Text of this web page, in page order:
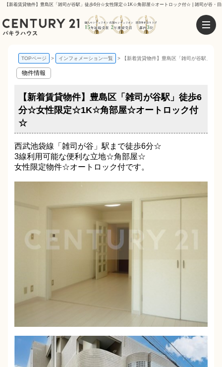
【新着賃貸物件】豊島区「雑司が谷駅」徒歩6分☆女性限定☆1K☆角部屋☆オートロック付☆ | 雑司が谷・目
TOPページ インフォメーション一覧 【新着賃貸物件】豊島区「雑司が谷駅」
物件情報
【新着賃貸物件】豊島区「雑司が谷駅」徒歩6
分☆女性限定☆1K☆角部屋☆オートロック付
☆
西武池袋線「雑司が谷」駅まで徒歩6分☆
3線利用可能な便利な立地☆角部屋☆
女性限定物件☆オートロック付です。